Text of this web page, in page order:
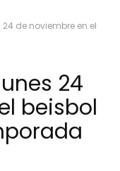
de noviembre en el
24
beisbol